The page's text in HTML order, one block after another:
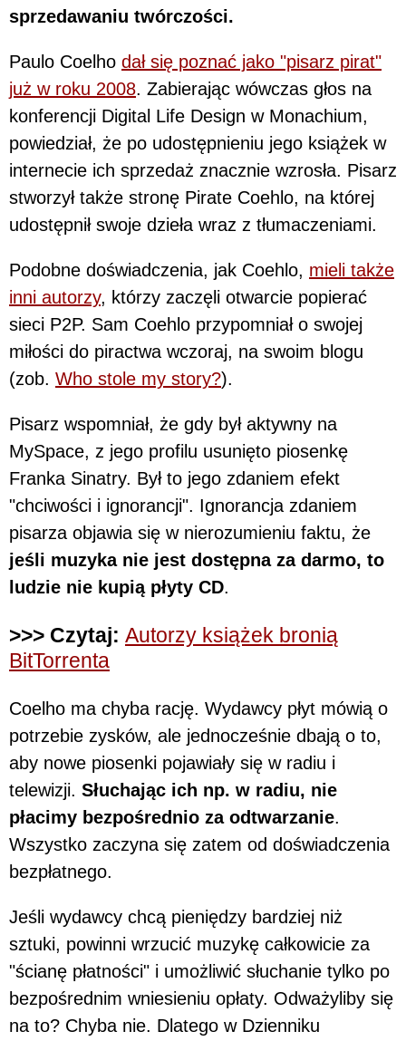
sprzedawaniu twórczości.
Paulo Coelho dał się poznać jako "pisarz pirat"
już w roku 2008. Zabierając wówczas głos na
konferencji Digital Life Design w Monachium,
powiedział, że po udostępnieniu jego książek w
internecie ich sprzedaż znacznie wzrosła. Pisarz
stworzył także stronę Pirate Coehlo, na której
udostępnił swoje dzieła wraz z tłumaczeniami.
Podobne doświadczenia, jak Coehlo, mieli także
inni autorzy, którzy zaczęli otwarcie popierać
sieci P2P. Sam Coehlo przypomniał o swojej
miłości do piractwa wczoraj, na swoim blogu
(zob. Who stole my story?).
Pisarz wspomniał, że gdy był aktywny na
MySpace, z jego profilu usunięto piosenkę
Franka Sinatry. Był to jego zdaniem efekt
"chciwości i ignorancji". Ignorancja zdaniem
pisarza objawia się w nierozumieniu faktu, że
jeśli muzyka nie jest dostępna za darmo, to
ludzie nie kupią płyty CD.
>>> Czytaj: Autorzy książek bronią
BitTorrenta
Coelho ma chyba rację. Wydawcy płyt mówią o
potrzebie zysków, ale jednocześnie dbają o to,
aby nowe piosenki pojawiały się w radiu i
telewizji. Słuchając ich np. w radiu, nie
płacimy bezpośrednio za odtwarzanie.
Wszystko zaczyna się zatem od doświadczenia
bezpłatnego.
Jeśli wydawcy chcą pieniędzy bardziej niż
sztuki, powinni wrzucić muzykę całkowicie za
"ścianę płatności" i umożliwić słuchanie tylko po
bezpośrednim wniesieniu opłaty. Odważyliby się
na to? Chyba nie. Dlatego w Dzienniku